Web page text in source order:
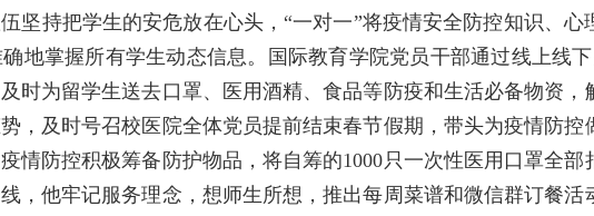
坚持把学生的安危放在心头，“一对一”将疫情安全防控知识、
地掌握所有学生动态信息。国际教育学院党员干部通过线上线
时为留学生送去口罩、医用酒精、食品等防疫和生活必备物资
，及时号召校医院全体党员提前结束春节假期，带头为疫情防
情防控积极筹备防护物品，将自筹的1000只一次性医用口罩全
，他牢记服务理念，想师生所想，推出每周菜谱和微信群订餐